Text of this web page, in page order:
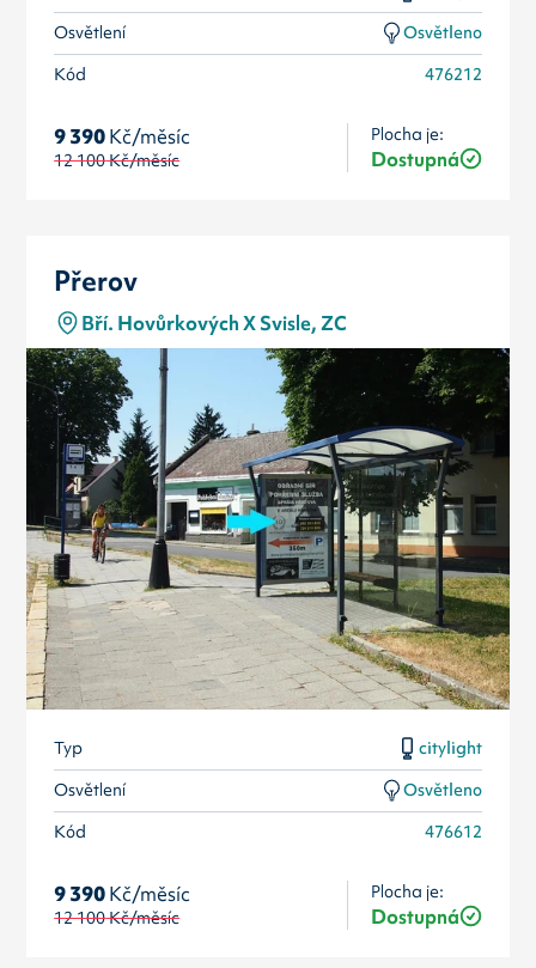
Osvětlení
Osvětleno
Kód
476212
9 390Kč/měsíc
12 100Kč/měsíc
Plocha je:
Dostupná
Přerov
Bří. Hovůrkových X Svisle, ZC
Typ
citylight
Osvětlení
Osvětleno
Kód
476612
9 390Kč/měsíc
12 100Kč/měsíc
Plocha je:
Dostupná